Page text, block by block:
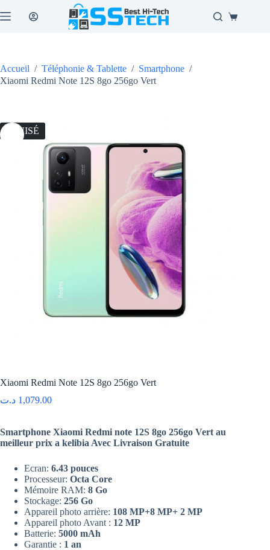
au
Panier
Accueil / Téléphonie & Tablette / Smartphone /
Xiaomi Redmi Note 12S 8go 256go Vert
ÉPUISÉ
Xiaomi Redmi Note 12S 8go 256go Vert
1,079.00 د.ت
Smartphone Xiaomi Redmi note 12S 8go 256go Vert au
meilleur prix a kelibia Avec Livraison Gratuite
Ecran: 6.43 pouces
Processeur: Octa Core
Mémoire RAM: 8 Go
Stockage: 256 Go
Appareil photo arrière: 108 MP+8 MP+ 2 MP
Appareil photo Avant : 12 MP
Batterie: 5000 mAh
Garantie : 1 an